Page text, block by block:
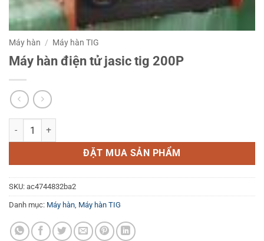
Máy hàn / Máy hàn TIG
Máy hàn điện tử jasic tig 200P
Máy hàn điện tử jasic tig 200P số lượng
ĐẶT MUA SẢN PHẨM
SKU: ac4744832ba2
Danh mục: Máy hàn Máy hàn TIG